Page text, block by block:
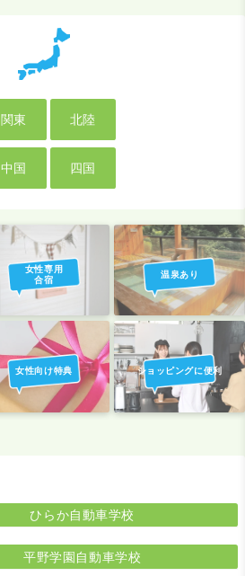
関東 北陸
中国 四国
女性専用
合宿
温泉あり
女性向け特典 ショッピングに便利
ひらか自動車学校
平野学園自動車学校